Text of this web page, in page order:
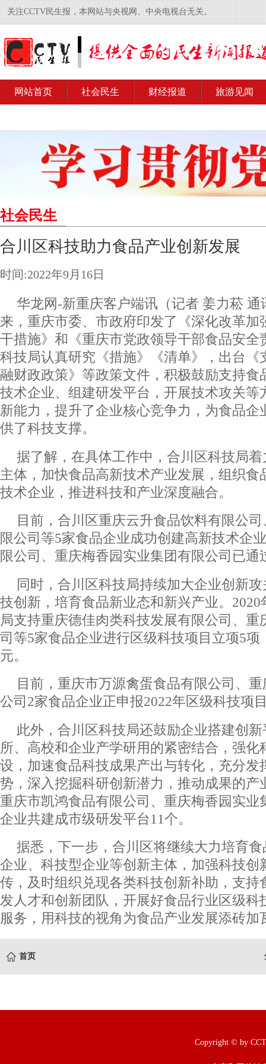
关注CCTV民生报，本网站与央视网、中央电视台无关。
网站首页 社会民生 财经报道 旅游见闻
社会民生
合川区科技助力食品产业创新发展
时间:2022年9月16日
华龙网-新重庆客户端讯（记者 姜力菘
来，重庆市委、市政府印发了《深化改革加
干措施》和《重庆市党政领导干部食品安全
科技局认真研究《措施》《清单》，出台《
融财政政策》等政策文件，积极鼓励支持食
技术企业、组建研发平台，开展技术攻关等
新能力，提升了企业核心竞争力，为食品企
供了科技支撑。
据了解，在具体工作中，合川区科技局
主体，加快食品高新技术产业发展，组织食
技术企业，推进科技和产业深度融合。
目前，合川区重庆云升食品饮料有限公
限公司等5家食品企业成功创建高新技术企
限公司、重庆梅香园实业集团有限公司已通
同时，合川区科技局持续加大企业创新
技创新，培育食品新业态和新兴产业。
局支持重庆德佳肉类科技发展有限公司、重
司等5家食品企业进行区级科技项目立项5项
元。
目前，重庆市万源禽蛋食品有限公司、
公司2家食品企业正申报2022年区级科技项
此外，合川区科技局还鼓励企业搭建创
所、高校和企业产学研用的紧密结合，强化
设，加速食品科技成果产出与转化，充分发
势，深入挖掘科研创新潜力，推动成果的产
重庆市凯鸿食品有限公司、重庆梅香园实业
企业共建成市级研发平台11个。
据悉，下一步，合川区将继续大力培育
企业、科技型企业等创新主体，加强科技创
传，及时组织兑现各类科技创新补助，支持
发人才和创新团队，开展好食品行业区级科
服务，用科技的视角为食品产业发展添砖加
首页
Copyright © by